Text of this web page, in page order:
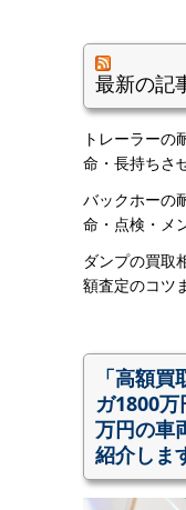
最新の記
トレーラーの
命・長持ちさ
バックホーの
命・点検・メ
ダンプの買取
額査定のコツ
「高額
ガ1800
万円の車
紹介しま